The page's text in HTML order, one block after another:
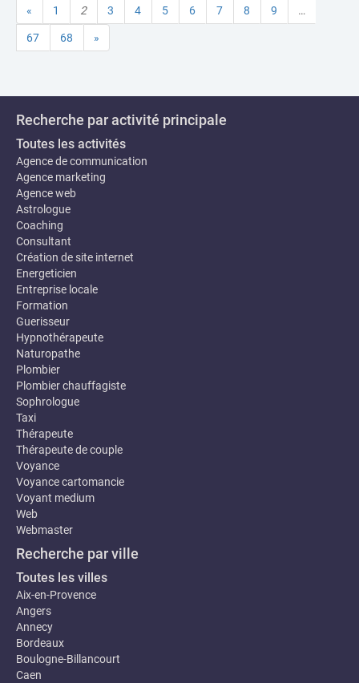
« 1 2 3 4 5 6 7 8 9 …
67 68 »
Recherche par activité principale
Toutes les activités
Agence de communication
Agence marketing
Agence web
Astrologue
Coaching
Consultant
Création de site internet
Energeticien
Entreprise locale
Formation
Guerisseur
Hypnothérapeute
Naturopathe
Plombier
Plombier chauffagiste
Sophrologue
Taxi
Thérapeute
Thérapeute de couple
Voyance
Voyance cartomancie
Voyant medium
Web
Webmaster
Recherche par ville
Toutes les villes
Aix-en-Provence
Angers
Annecy
Bordeaux
Boulogne-Billancourt
Caen